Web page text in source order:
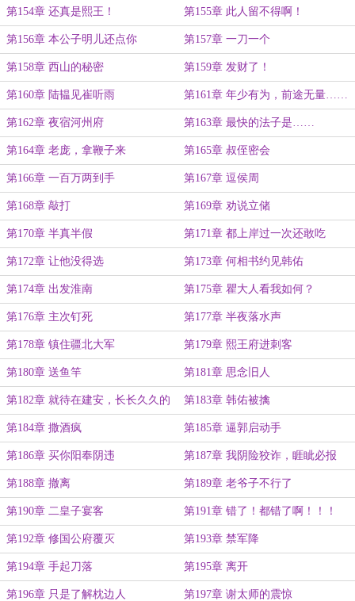
第154章 还真是熙王！ 第155章 此人留不得啊！
第156章 本公子明儿还点你 第157章 一刀一个
第158章 西山的秘密 第159章 发财了！
第160章 陆韫见崔听雨 第161章 年少有为，前途无量……
第162章 夜宿河州府 第163章 最快的法子是……
第164章 老庞，拿鞭子来 第165章 叔侄密会
第166章 一百万两到手 第167章 逗侯周
第168章 敲打 第169章 劝说立储
第170章 半真半假 第171章 都上岸过一次还敢吃
第172章 让他没得选 第173章 何相书约见韩佑
第174章 出发淮南 第175章 瞿大人看我如何？
第176章 主次钉死 第177章 半夜落水声
第178章 镇住疆北大军 第179章 熙王府进刺客
第180章 送鱼竿 第181章 思念旧人
第182章 就待在建安，长长久久的 第183章 韩佑被擒
第184章 撒酒疯 第185章 逼郭启动手
第186章 买你阳奉阴违 第187章 我阴险狡诈，睚眦必报
第188章 撤离 第189章 老爷子不行了
第190章 二皇子宴客 第191章 错了！都错了啊！！！
第192章 修国公府覆灭 第193章 禁军降
第194章 手起刀落 第195章 离开
第196章 只是了解枕边人 第197章 谢太师的震惊